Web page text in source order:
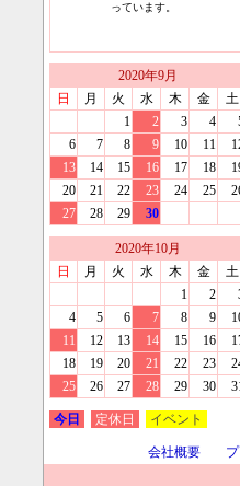
っています。
2020年9月
日
月 火 水 木 金
土
1
2 3 4
6
7 8 9 10 11
13
14 15 16 17 18
20
21 22 23 24 25
27
28 29 30
2020年10月
日
月 火 水 木 金
土
1
2
4
5 6 7 8 9
11
12 13 14 15 16
18
19 20 21 22 23
25
26 27 28 29 30
今日 定休日 イベント
会社概要